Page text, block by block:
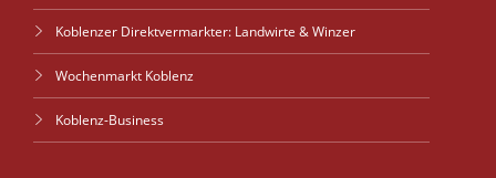
Koblenzer Direktvermarkter: Landwirte & Winzer
Wochenmarkt Koblenz
Koblenz-Business